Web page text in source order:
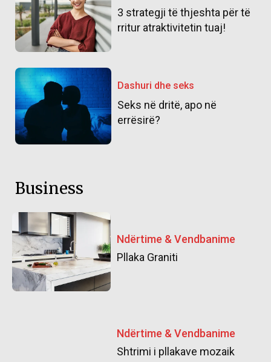
3 strategji të thjeshta për të
rritur atraktivitetin tuaj!
Dashuri dhe seks
Seks në dritë, apo në
errësirë?
Business
Ndërtime & Vendbanime
Pllaka Graniti
Ndërtime & Vendbanime
Shtrimi i pllakave mozaik